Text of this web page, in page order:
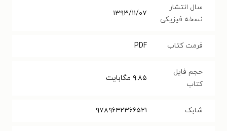
سال انتشار
نسخه فیزیکی
۱۳۹۳/۱۱/۰۷
فرمت کتاب PDF
حجم فایل
کتاب
۹.۸۵ مگابایت
شابک ۹۷۸۹۶۴۲۳۶۶۵۲۱